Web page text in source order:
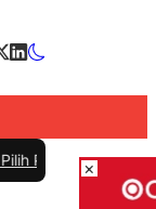
dengan Bijak dan
×